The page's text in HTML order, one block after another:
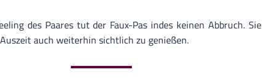
des Paares tut der Faux-Pas indes keinen Abbruch. Sie
auch weiterhin sichtlich zu genießen.